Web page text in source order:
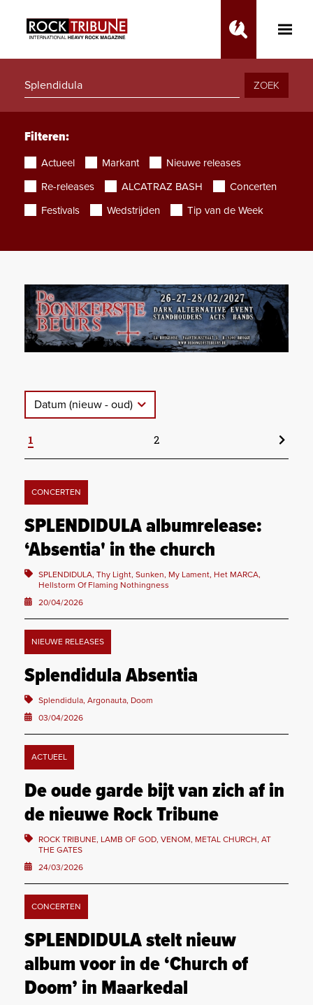
Toggle
ZOEK
Filteren:
Actueel Markant
Nieuwe releases
Re-releases
ALCATRAZ BASH
Concerten
Festivals
Wedstrijden Tip van de Week
Datum (nieuw - oud)
1 2
CONCERTEN
SPLENDIDULA albumrelease:
‘Absentia' in the church
SPLENDIDULA, Thy Light, Sunken, My Lament, Het MARCA,
Hellstorm Of Flaming Nothingness
20/04/2026
NIEUWE RELEASES
Splendidula Absentia
Splendidula, Argonauta, Doom
03/04/2026
ACTUEEL
De oude garde bijt van zich af in
de nieuwe Rock Tribune
ROCK TRIBUNE, LAMB OF GOD, VENOM, METAL CHURCH, AT
THE GATES
24/03/2026
CONCERTEN
SPLENDIDULA stelt nieuw
album voor in de ‘Church of
Doom’ in Maarkedal